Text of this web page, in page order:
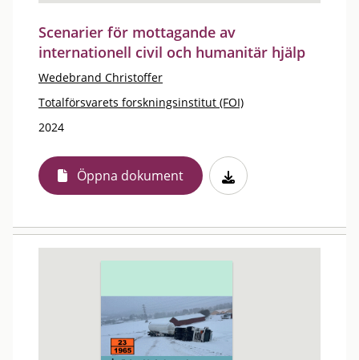
Scenarier för mottagande av
internationell civil och humanitär hjälp
Wedebrand Christoffer
Totalförsvarets forskningsinstitut (FOI)
2024
Öppna dokument